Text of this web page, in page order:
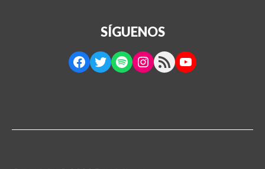
SÍGUENOS
Facebook
Twitter
Spotify
Instagram
RSS FeedYouTube